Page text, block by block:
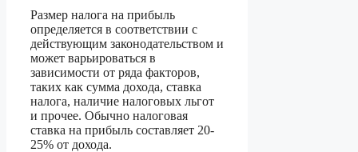
Размер налога на прибыль
определяется в соответствии с
действующим законодательством и
может варьироваться в
зависимости от ряда факторов,
таких как сумма дохода, ставка
налога, наличие налоговых льгот
и прочее. Обычно налоговая
ставка на прибыль составляет 20-
25% от дохода.